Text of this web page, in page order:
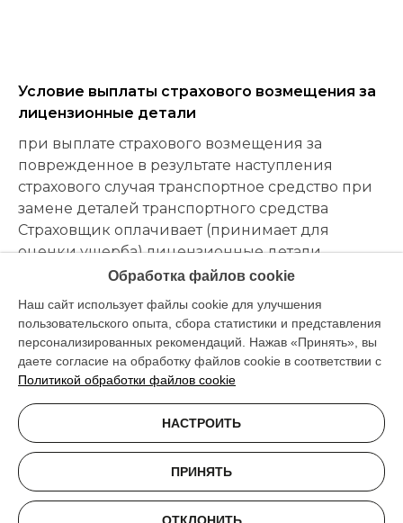
Условие выплаты страхового возмещения за
лицензионные детали
при выплате страхового возмещения за
поврежденное в результате наступления
страхового случая транспортное средство при
замене деталей транспортного средства
Страховщик оплачивает (принимает для
оценки ущерба) лицензионные детали.
Обработка файлов cookie
Наш сайт использует файлы cookie для улучшения
пользовательского опыта, сбора статистики и представления
персонализированных рекомендаций. Нажав «Принять», вы
даете согласие на обработку файлов cookie в соответствии с
Политикой обработки файлов cookie
НАСТРОИТЬ
ПРИНЯТЬ